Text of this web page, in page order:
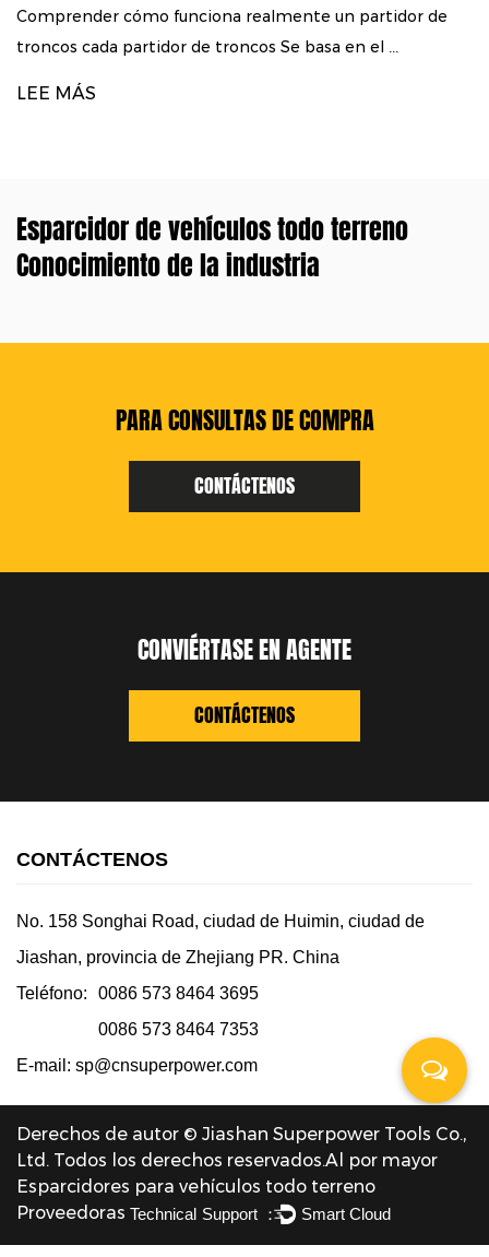
un partidor de
en el ...
algo más que la potencia A partidor
LEE MÁS
Esparcidor de vehículos todo terreno
Conocimiento de la industria
PARA CONSULTAS DE COMPRA
CONTÁCTENOS
CONVIÉRTASE EN AGENTE
CONTÁCTENOS
CONTÁCTENOS
No. 158 Songhai Road, ciudad de Huimin, ciudad de
Jiashan, provincia de Zhejiang PR. China
Teléfono:
0086 573 8464 3695
0086 573 8464 7353
E-mail: sp@cnsuperpower.com
Derechos de autor © Jiashan Superpower Tools Co.,
Ltd. Todos los derechos reservados.Al por mayor
Esparcidores para vehículos todo terreno
Proveedoras Technical Support ： Smart Cloud